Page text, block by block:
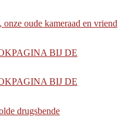
oude kameraad en vriend
BIJ DE
BIJ DE
drugsbende